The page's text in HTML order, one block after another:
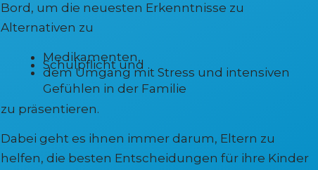
Bord, um die neuesten Erkenntnisse zu
Alternativen zu
Medikamenten,
Schulpflicht und
dem Umgang mit Stress und intensiven
Gefühlen in der Familie
zu präsentieren.
Dabei geht es ihnen immer darum, Eltern zu
helfen, die besten Entscheidungen für ihre Kinder